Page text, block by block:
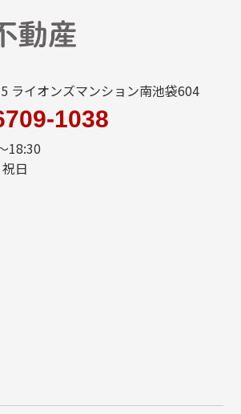
ライオンズマンション南池袋604
1038
18:30
日